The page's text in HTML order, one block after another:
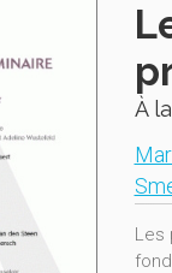
À
Les